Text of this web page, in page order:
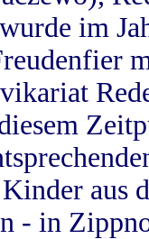
im
aus
- in